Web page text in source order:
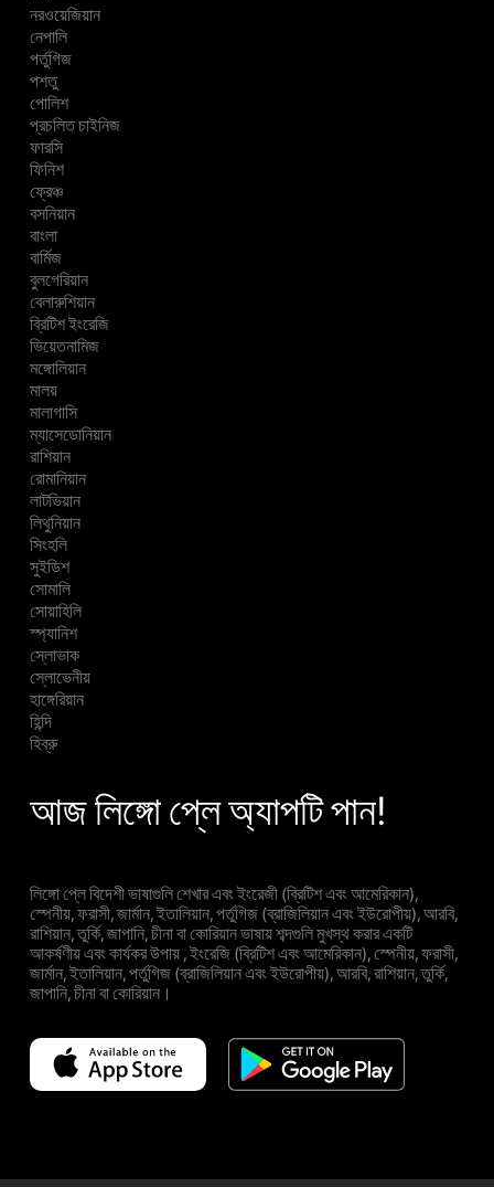
নরওয়েজিয়ান
নেপালি
পর্তুগিজ
পশতু
পোলিশ
প্রচলিত চাইনিজ
ফারসি
ফিনিশ
ফ্রেঞ্চ
বসনিয়ান
বাংলা
বার্মিজ
বুলগেরিয়ান
বেলারুশিয়ান
ব্রিটিশ ইংরেজি
ভিয়েতনামিজ
মঙ্গোলিয়ান
মালয়
মালাগাসি
ম্যাসেডোনিয়ান
রাশিয়ান
রোমানিয়ান
লাটভিয়ান
লিথুনিয়ান
সিংহলি
সুইডিশ
সোমালি
সোয়াহিলি
স্প্যানিশ
স্লোভাক
স্লোভেনীয়
হাঙ্গেরিয়ান
হিন্দি
হিব্রু
আজ লিঙ্গো প্লে অ্যাপটি পান!
লিঙ্গো প্লে বিদেশী ভাষাগুলি শেখার এবং ইংরেজী (ব্রিটিশ এবং আমেরিকান),
স্পেনীয়, ফরাসী, জার্মান, ইতালিয়ান, পর্তুগিজ (ব্রাজিলিয়ান এবং ইউরোপীয়), আরবি,
রাশিয়ান, তুর্কি, জাপানি, চীনা বা কোরিয়ান ভাষায় শব্দগুলি মুখস্থ করার একটি
আকর্ষণীয় এবং কার্যকর উপায় , ইংরেজি (ব্রিটিশ এবং আমেরিকান), স্পেনীয়, ফরাসী,
জার্মান, ইতালিয়ান, পর্তুগিজ (ব্রাজিলিয়ান এবং ইউরোপীয়), আরবি, রাশিয়ান, তুর্কি,
জাপানি, চীনা বা কোরিয়ান।